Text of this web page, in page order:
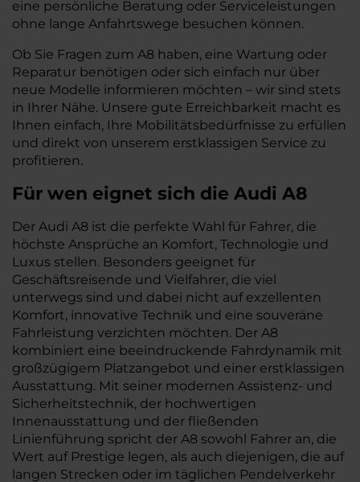
eine persönliche Beratung oder Serviceleistungen
ohne lange Anfahrtswege besuchen können.
Ob Sie Fragen zum A8 haben, eine Wartung oder
Reparatur benötigen oder sich einfach nur über
neue Modelle informieren möchten – wir sind stets
in Ihrer Nähe. Unsere gute Erreichbarkeit macht es
Ihnen einfach, Ihre Mobilitätsbedürfnisse zu erfüllen
und direkt von unserem erstklassigen Service zu
profitieren.
Für wen eignet sich die Audi A8
Der Audi A8 ist die perfekte Wahl für Fahrer, die
höchste Ansprüche an Komfort, Technologie und
Luxus stellen. Besonders geeignet für
Geschäftsreisende und Vielfahrer, die viel
unterwegs sind und dabei nicht auf exzellenten
Komfort, innovative Technik und eine souveräne
Fahrleistung verzichten möchten. Der A8
kombiniert eine beeindruckende Fahrdynamik mit
großzügigem Platzangebot und einer erstklassigen
Ausstattung. Mit seiner modernen Assistenz- und
Sicherheitstechnik, der hochwertigen
Innenausstattung und der fließenden
Linienführung spricht der A8 sowohl Fahrer an, die
Wert auf Prestige legen, als auch diejenigen, die auf
langen Strecken oder im täglichen Pendelverkehr